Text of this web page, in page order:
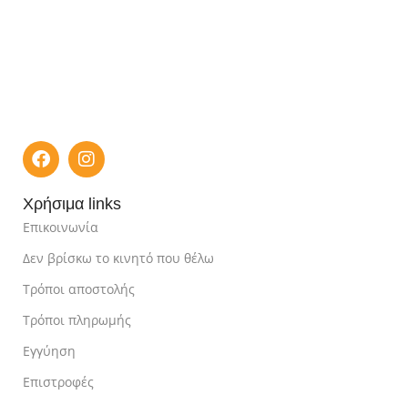
Χρήσιμα links
Επικοινωνία
Δεν βρίσκω το κινητό που θέλω
Τρόποι αποστολής
Τρόποι πληρωμής
Εγγύηση
Επιστροφές